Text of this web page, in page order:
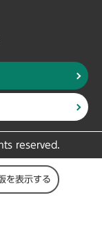
reserved.
を表示する